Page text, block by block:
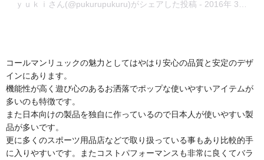
ｙｕｋｉさん(@pukurupukuru)がシェアした投稿 - 2016年 3月月9日午後6時20分PST
コールマンリュックの魅力としてはやはり安心の品質と安定のデザ
インにあります。
機能性が高く遊び心のあるお洒落でポップな使いやすいアイテムが
多いのも特徴です。
また日本向けの製品を独自に作っているので日本人が使いやすい製
品が多いです。
更に多くのスポーツ用品店などで取り扱っている事もあり比較的手
に入りやすいです。またコストパフォーマンスも非常に良くてバラ